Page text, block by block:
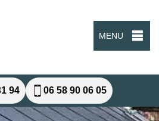
MENU
94 06 58 90 06 05